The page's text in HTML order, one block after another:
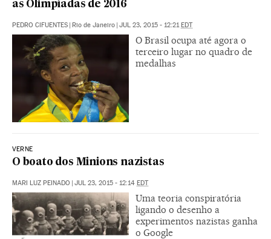
as Olimpíadas de 2016
PEDRO CIFUENTES | Rio de Janeiro | JUL 23, 2015 - 12:21EDT
O Brasil ocupa até agora o
terceiro lugar no quadro de
medalhas
VERNE
O boato dos Minions nazistas
MARI LUZ PEINADO | JUL 23, 2015 - 12:14 EDT
Uma teoria conspiratória
ligando o desenho a
experimentos nazistas ganha
o Google